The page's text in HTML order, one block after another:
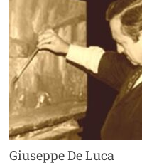
Giuseppe De Luca